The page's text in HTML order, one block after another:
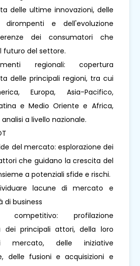
delle ultime innovazioni, delle
dirompenti e dell'evoluzione
dei consumatori che
futuro del settore.
regionali: copertura
delle principali regioni, tra cui
Europa, Asia-Pacifico,
e Medio Oriente e Africa,
a livello nazionale.
del mercato: esplorazione dei
che guidano la crescita del
a potenziali sfide e rischi.
lacune di mercato e
di business
competitivo: profilazione
dei principali attori, della loro
mercato, delle iniziative
delle fusioni e acquisizioni e